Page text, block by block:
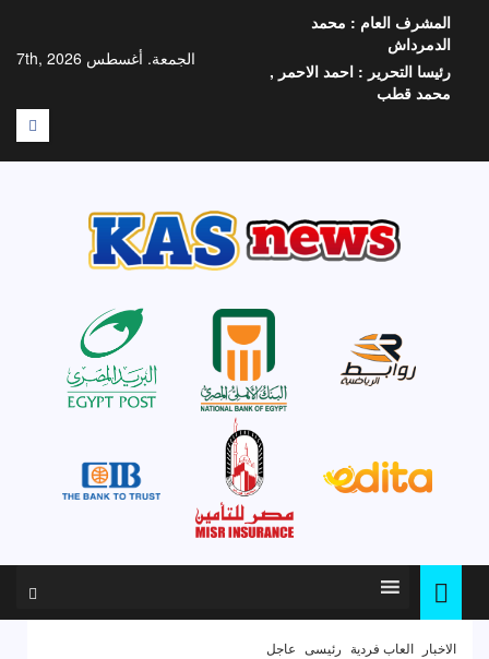
المحتوى
الجمعة. أغسطس 7th, 2026
المشرف العام : محمد
الدمرداش
رئيسا التحرير : احمد الاحمر ,
محمد قطب
F
الاخبار العاب فردية رئيسى عاجل